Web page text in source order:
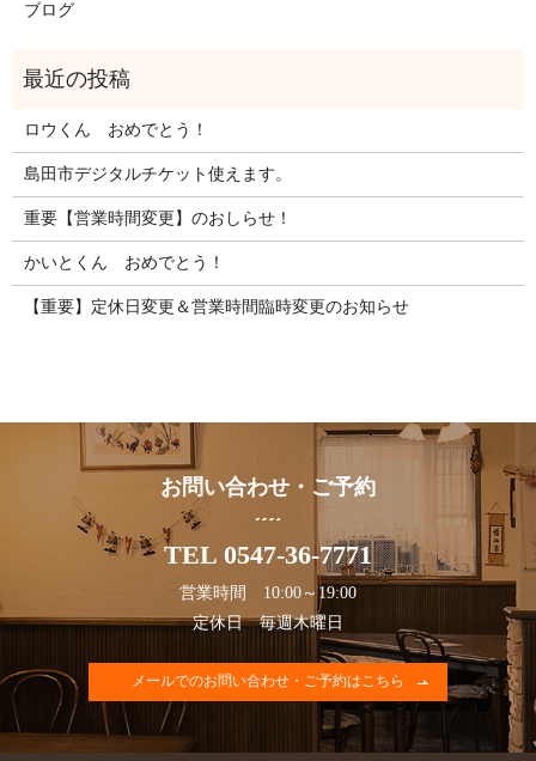
ブログ
ロウくん おめでとう！
島田市デジタルチケット使えます。
重要【営業時間変更】のおしらせ！
かいとくん おめでとう！
【重要】定休日変更＆営業時間臨時変更のお知らせ
お問い合わせ・ご予約
TEL 0547-36-7771
営業時間 10:00～19:00
定休日 毎週木曜日
メールでのお問い合わせ・ご予約はこちら